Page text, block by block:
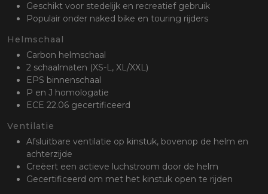
Geschikt voor stedelijk en recreatief gebruik
Populair onder naked bike en touring rijders
Helmschaal
Carbon helmschaal
2 schaalmaten (XS-L, XL/XXL)
EPS binnenschaal
P en J homologatie
ECE 22.06 gecertificeerd
Ventilatie
Afsluitbare ventilatie op kinstuk, bovenop de helm en
achterzijde
Creëert een actieve luchstroom door de helm
Gecertificeerd om met het kinstuk open te rijden